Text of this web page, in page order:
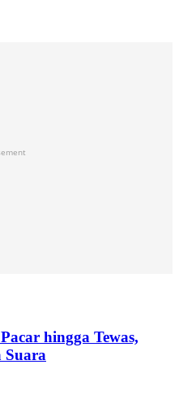
hingga Tewas,
Suara